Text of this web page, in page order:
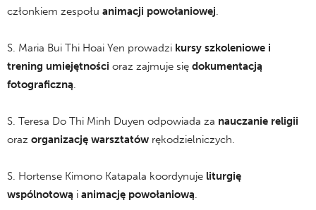
członkiem zespołu animacji powołaniowej.
S. Maria Bui Thi Hoai Yen prowadzi kursy szkoleniowe i
trening umiejętności oraz zajmuje się dokumentacją
fotograficzną.
S. Teresa Do Thi Minh Duyen odpowiada za nauczanie religii
oraz organizację warsztatów rękodzielniczych.
S. Hortense Kimono Katapala koordynuje liturgię
wspólnotową i animację powołaniową.